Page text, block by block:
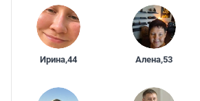
Ирина,44 Алена,53